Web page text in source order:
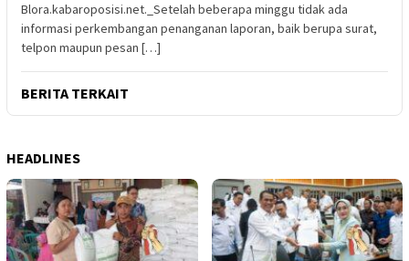
Blora.kabaroposisi.net._Setelah beberapa minggu tidak ada
informasi perkembangan penanganan laporan, baik berupa surat,
telpon maupun pesan […]
BERITA TERKAIT
HEADLINES